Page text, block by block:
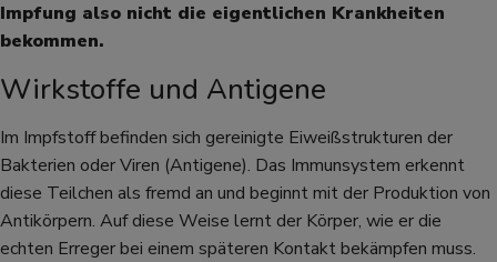
Impfung also nicht die eigentlichen Krankheiten
bekommen.
Wirkstoffe und Antigene
Im Impfstoff befinden sich gereinigte Eiweißstrukturen der
Bakterien oder Viren (Antigene). Das Immunsystem erkennt
diese Teilchen als fremd an und beginnt mit der Produktion von
Antikörpern. Auf diese Weise lernt der Körper, wie er die
echten Erreger bei einem späteren Kontakt bekämpfen muss.